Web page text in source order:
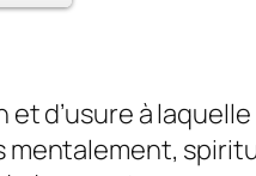
et d’usure à
mentalement,